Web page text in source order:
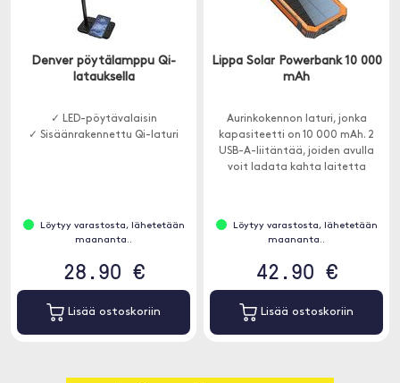
Denver pöytälamppu Qi-
latauksella
✓ LED-pöytävalaisin
✓ Sisäänrakennettu Qi-laturi
Löytyy varastosta, lähetetään
maananta..
28.90 €
Lisää ostoskoriin
Lippa Solar Powerbank 10 000
mAh
Aurinkokennon laturi, jonka
kapasiteetti on 10 000 mAh. 2
USB-A-liitäntää, joiden avulla
voit ladata kahta laitetta
Löytyy varastosta, lähetetään
maananta..
42.90 €
Lisää ostoskoriin